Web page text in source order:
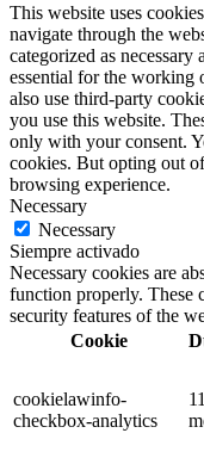
This website uses
navigate through the
categorized as
essential for the working
also use third-party
you use this website.
only with your consent.
cookies. But opting out
browsing experience.
Necessary
Necessary
Siempre activado
Necessary cookies are
function properly. These
security features of the
Cookie
cookielawinfo-
checkbox-analytics
11